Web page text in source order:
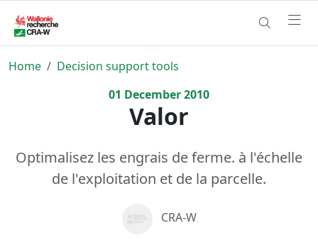
Home
Decision support tools
01 December2010
Valor
Optimalisez les engrais de ferme. à l'échelle
de l'exploitation et de la parcelle.
CRA-W